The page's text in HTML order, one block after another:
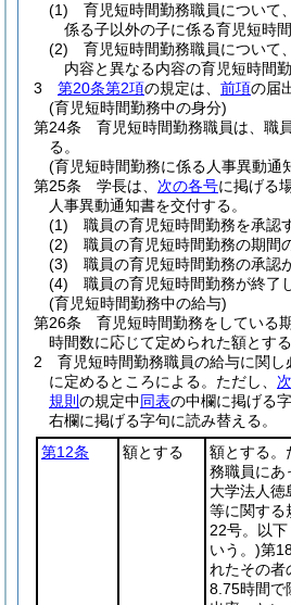
(1)
育児短時間勤務職員について
係る子以外の子に係る育児短時
(2)
育児短時間勤務職員について
内容と異なる内容の育児短時間
3
第20条第2項の規定は、 前項の届
(育児短時間勤務中の身分)
第24条
育児短時間勤務職員は、職
る。
(育児短時間勤務に係る人事異動通
第25条
学長は、 次の各号に掲げる
人事異動通知書を交付する。
(1)
職員の育児短時間勤務を承認
(2)
職員の育児短時間勤務の期間
(3)
職員の育児短時間勤務の承認
(4)
職員の育児短時間勤務が終了
(育児短時間勤務中の給与)
第26条
育児短時間勤務をしている
時間数に応じて定められた額とする
2
育児短時間勤務職員の給与に関し
に定めるところによる。 ただし、
規則 の規定中同表の中欄に掲げる
右欄に掲げる字句に読み替える。
第12条
額とする
額とする。
務職員にあ
大学法人徳
等に関する
22号。以
いう。)第
れたその者
8.75時間で